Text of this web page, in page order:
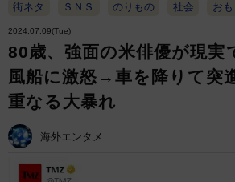
街ネタ ＳＮＳ のりもの 社会 お
2024.07.09(Tue)
80歳、強面の米俳優が現実
風船に激怒→車を降りて突
重なる大暴れ
海外エンタメ